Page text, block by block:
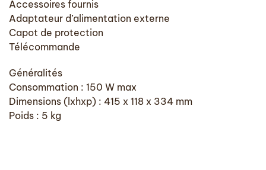
Accessoires fournis
Adaptateur d’alimentation externe
Capot de protection
Télécommande
Généralités
Consommation : 150 W max
Dimensions (lxhxp) : 415 x 118 x 334 mm
Poids : 5 kg